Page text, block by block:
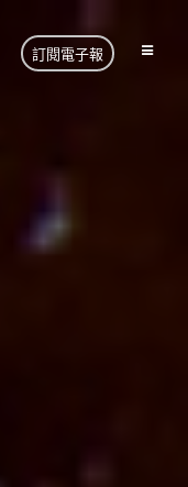
訂閱電子報